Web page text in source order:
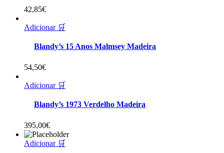
42,85€
Adicionar 🛒
Blandy’s 15 Anos Malmsey Madeira
54,50€
Adicionar 🛒
Blandy’s 1973 Verdelho Madeira
395,00€
Adicionar 🛒